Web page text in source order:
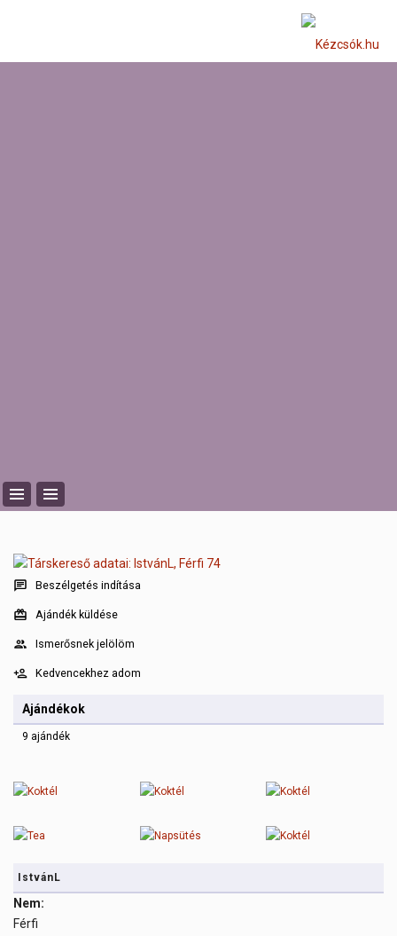
Beszélgetés indítása
Ajándék küldése
Ismerősnek jelölöm
Kedvencekhez adom
Ajándékok
9 ajándék
IstvánL
Nem:
Férfi